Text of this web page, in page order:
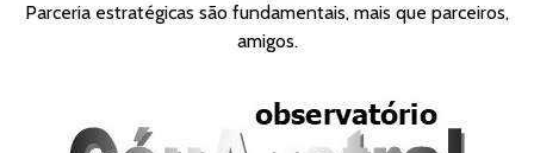
Parceria estratégicas são fundamentais, mais que parceiros,
amigos.